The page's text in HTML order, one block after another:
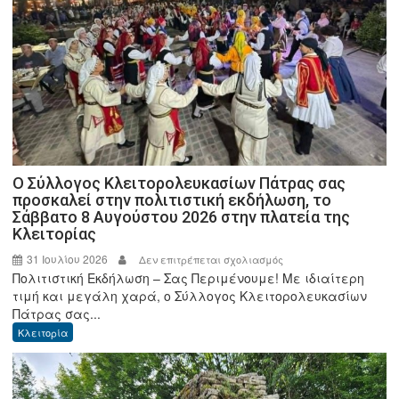
Ο Σύλλογος Κλειτορολευκασίων Πάτρας σας
προσκαλεί στην πολιτιστική εκδήλωση, το
Σάββατο 8 Αυγούστου 2026 στην πλατεία της
Κλειτορίας
31 Ιουλίου 2026 Δεν επιτρέπεται σχολιασμός
Ο
Σύλλογος
σας
προσκαλεί
στην
Πολιτιστική Εκδήλωση – Σας Περιμένουμε! Με ιδιαίτερη
τιμή και μεγάλη χαρά, ο Σύλλογος Κλειτορολευκασίων
Πάτρας σας...
Κλειτορία